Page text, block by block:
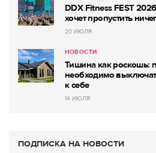
DDX Fitness FEST
хочет пропустить
20 ИЮЛЯ
НОВОСТИ
Тишина как роскошь:
необходимо
к себе
14 ИЮЛЯ
ПОДПИСКА НА НОВОСТИ